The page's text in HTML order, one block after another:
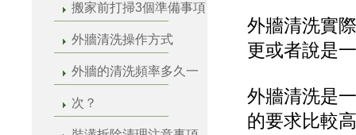
搬家前打掃3個準備事項
外牆清洗操作方式
外牆的清洗頻率多久一
次？
外牆清洗實
更或者說是
外牆清洗是
的要求比較